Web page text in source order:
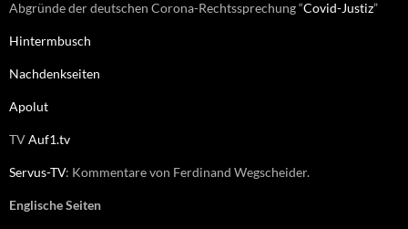
Abgründe der deutschen Corona-Rechtssprechung “Covid-Justiz”
Hintermbusch
Nachdenkseiten
Apolut
TVAuf1.tv
Servus-TV: Kommentare von Ferdinand Wegscheider.
Englische Seiten